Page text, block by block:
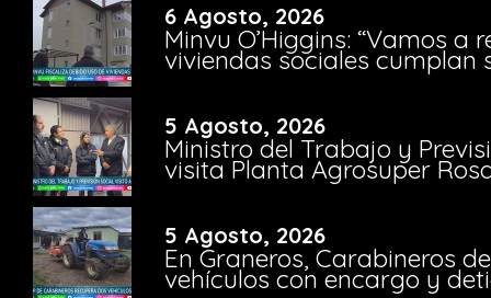
6 Agosto, 2026
Minvu O’Higgins: “Vamos a
viviendas sociales cumplan
5 Agosto, 2026
Ministro del Trabajo y
visita Planta Agrosuper
5 Agosto, 2026
En Graneros, Carabineros
vehículos con encargo y